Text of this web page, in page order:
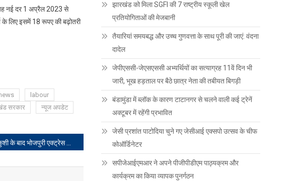
नई दर 1 अप्रैल 2023 से
के लिए इसमें 18 रूपए की बढ़ोतरी
labour
सरकार
न्यूज अपडेट
खुदकुशी के बाद भोजपुरी एक्ट्रेस आकांक्षा दुबे का वायरल हुआ आखिरी Video, देखिए
झारखंड को मिला SGFI की 7 राष्ट्रीय स्कूली खेल
प्रतियोगिताओं की मेजबानी
तैयारियां समयबद्ध और उच्च गुणवत्ता के साथ पूरी की जाएं: वंदना
दादेल
जेपीएससी-जेएसएससी अभ्यर्थियों का सत्याग्रह 11वें दिन भी
जारी, भूख हड़ताल पर बैठे छात्र नेता की तबीयत बिगड़ी
बंडामुंडा में ब्लॉक के कारण टाटानगर से चलने वाली कई ट्रेनें
अक्टूबर में रहेंगी प्रभावित
जेसी प्रशांत पाटोदिया चुने गए जेसीआई एक्सपो उत्सव के चीफ
कोऑर्डिनेटर
सपीजेआईएमआर ने अपने पीजीपीडीएम पाठ्यक्रम और
कार्यक्रम का किया व्यापक पुनर्गठन